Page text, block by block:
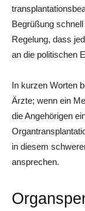
Begrüßung
Regelung, dass
an die politischen
In kurzen Worten
Ärzte; wenn ein
die Angehörigen
in diesem
ansprechen.